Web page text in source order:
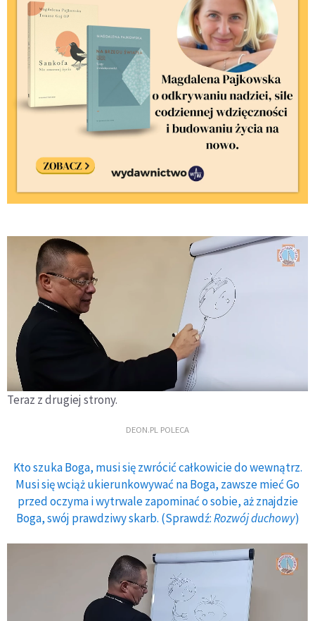
Teraz z drugiej strony.
DEON.PL POLECA
Kto szuka Boga, musi się zwrócić całkowicie do wewnątrz.
Musi się wciąż ukierunkowywać na Boga, zawsze mieć Go
przed oczyma i wytrwale zapominać o sobie, aż znajdzie
Boga, swój prawdziwy skarb. (Sprawdź:Rozwój duchowy)